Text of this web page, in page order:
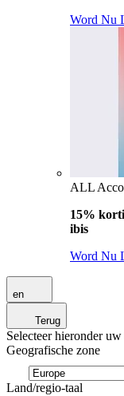
Word Nu
ALL
15%
ibis
Word Nu
en
Terug
Selecteer hieronder
Geografische zone
Land/regio-taal